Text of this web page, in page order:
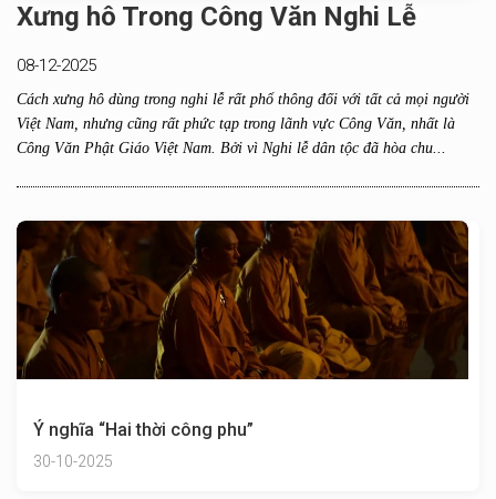
Xưng hô Trong Công Văn Nghi Lễ
08-12-2025
Cách xưng hô dùng trong nghi lễ rất phổ thông đối với tất cả mọi người
Việt Nam, nhưng cũng rất phức tạp trong lãnh vực Công Văn, nhất là
Công Văn Phật Giáo Việt Nam. Bởi vì Nghi lễ dân tộc đã hòa chu...
Ý nghĩa “Hai thời công phu”
30-10-2025